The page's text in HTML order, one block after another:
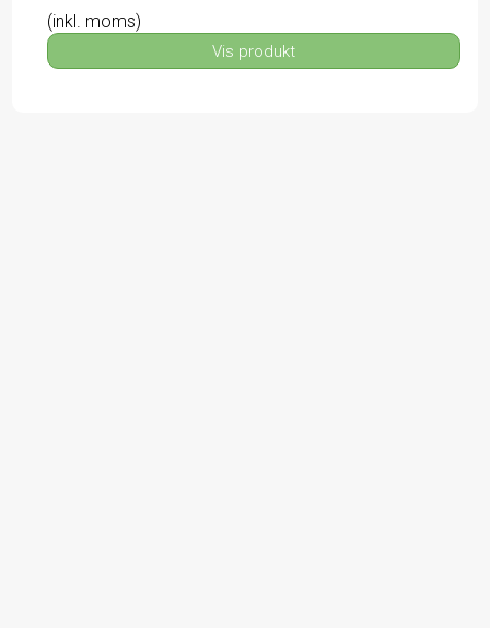
(inkl. moms)
Vis produkt